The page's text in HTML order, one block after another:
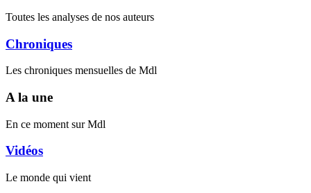
Toutes les analyses de nos auteurs
Chroniques
Les chroniques mensuelles de Mdl
A la une
En ce moment sur Mdl
Vidéos
Le monde qui vient